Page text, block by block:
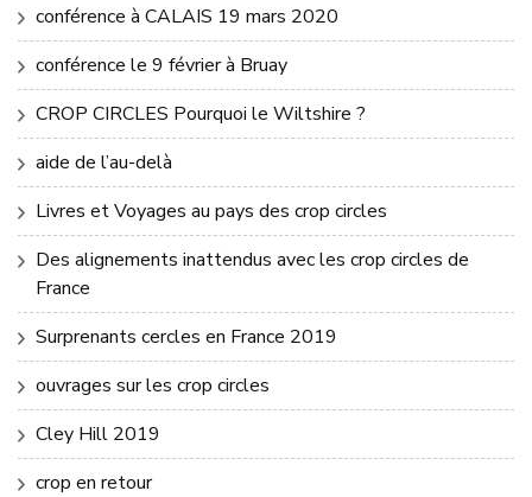
conférence à CALAIS 19 mars 2020
conférence le 9 février à Bruay
CROP CIRCLES Pourquoi le Wiltshire ?
aide de l’au-delà
Livres et Voyages au pays des crop circles
Des alignements inattendus avec les crop circles de
France
Surprenants cercles en France 2019
ouvrages sur les crop circles
Cley Hill 2019
crop en retour